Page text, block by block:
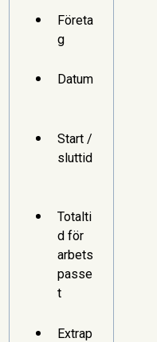
Företa
g
Datum
Start /
sluttid
Totalti
d för
arbets
passe
t
Extrap